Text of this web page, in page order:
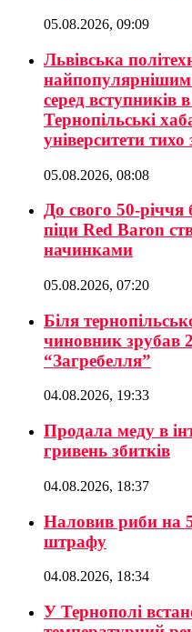
05.08.2026, 09:09
Львівська
найпопулярнішим
серед вступників
Тернопільські
університети тихо
05.08.2026, 08:08
До свого 50-річчя
піци Red Baron
начинками
05.08.2026, 07:20
Біля
чиновник зрубав
“Загребелля”
04.08.2026, 19:33
Продала меду в
гривень збитків
04.08.2026, 18:37
Наловив риби на
штрафу
04.08.2026, 18:34
У Тернополі